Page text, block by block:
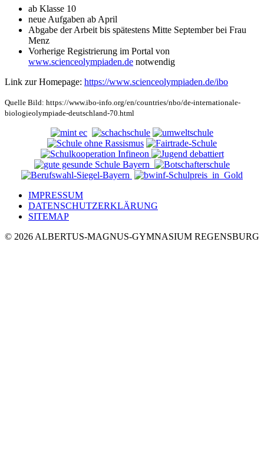
ab Klasse 10
neue Aufgaben ab April
Abgabe der Arbeit bis spätestens Mitte September bei Frau
Menz
Vorherige Registrierung im Portal von
www.scienceolympiaden.de notwendig
Link zur Homepage: https://www.scienceolympiaden.de/ibo
Quelle Bild: https://www.ibo-info.org/en/countries/nbo/de-internationale-
biologieolympiade-deutschland-70.html
IMPRESSUM
DATENSCHUTZERKLÄRUNG
SITEMAP
© 2026 ALBERTUS-MAGNUS-GYMNASIUM REGENSBURG